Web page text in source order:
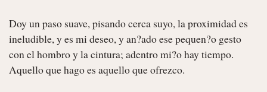
Doy un paso suave, pisando cerca suyo, la proximidad es
ineludible, y es mi deseo, y an?ado ese pequen?o gesto
con el hombro y la cintura; adentro mi?o hay tiempo.
Aquello que hago es aquello que ofrezco.